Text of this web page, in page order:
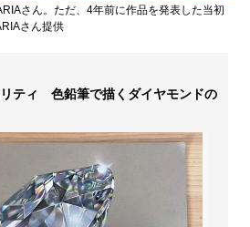
さん。ただ、4年前に作品を発表した当初
さん提供
リティ 色鉛筆で描くダイヤモンドの